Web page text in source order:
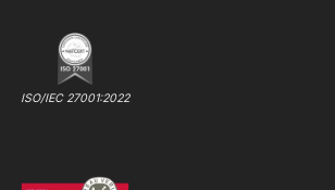
ISO/IEC 27001:2022